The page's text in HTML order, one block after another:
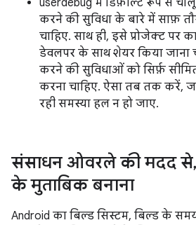
userdebug में डिफ़ॉल्ट रूप से
करने की सुविधा के बारे में साफ़
चाहिए. साथ ही, इसे प्रोजेक्ट पर
डेवलपर के साथ शेयर किया जाना
करने की सुविधाओं को सिर्फ़
करना चाहिए. ऐसा तब तक करें,
रही समस्या हल न हो जाए.
संसाधन ओवरले की मदद से,
के मुताबिक बनाना
Android का बिल्ड सिस्टम, बिल्ड के